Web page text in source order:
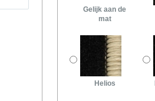
Gelijk aan de
mat
Helios